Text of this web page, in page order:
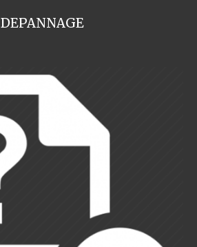
DEPANNAGE